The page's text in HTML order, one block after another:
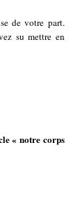
de votre part.
su mettre en
« notre corps